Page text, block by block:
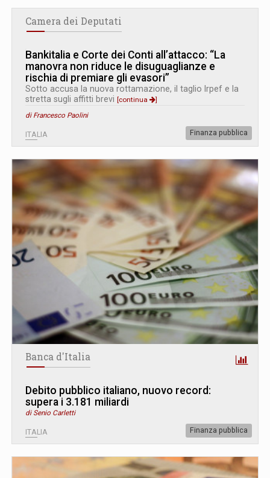
Camera dei Deputati
Bankitalia e Corte dei Conti all’attacco: “La
manovra non riduce le disuguaglianze e
rischia di premiare gli evasori”
Sotto accusa la nuova rottamazione, il taglio Irpef e la
stretta sugli affitti brevi [continua
]
di Francesco Paolini
ITALIA Finanza pubblica
Banca d'Italia
Debito pubblico italiano, nuovo record:
supera i 3.181 miliardi
di Senio Carletti
ITALIA Finanza pubblica